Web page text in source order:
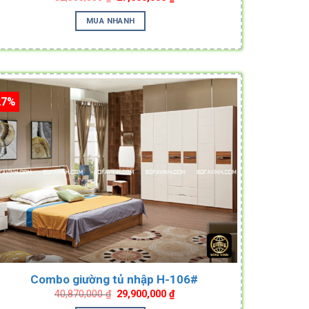
price
was:
32,000,000 ₫.
price
MUA NHANH
Combo giường tủ nhập H-106#
40,870,000₫ Original
price
29,900,000₫Current
price